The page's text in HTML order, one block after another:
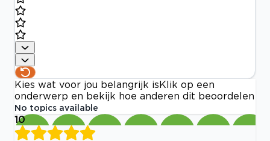
Kies wat voor jou belangrijk is Klik op een
onderwerp en bekijk hoe anderen dit beoordelen
No topics available
10